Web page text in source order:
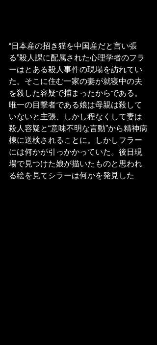
“日本産の招き猫を中国産だと言い張
る”殺人課に配属された心理学者のフラ
ーはとある殺人事件の現場を訪れてい
た。そこに住む一家の妻が就寝中の夫
を殺した容疑で捕まったからである。
唯一の目撃者である娘は母親は殺して
いないと主張、しかし程なくして妻は
殺人容疑と“意味不明な言動”から精神病
棟に送検されることに。しかしフラー
には何かが引っかかっていた。後日現
場で見つけた娘が描いたものと思われ
る絵を見てシラーは何かを発見した